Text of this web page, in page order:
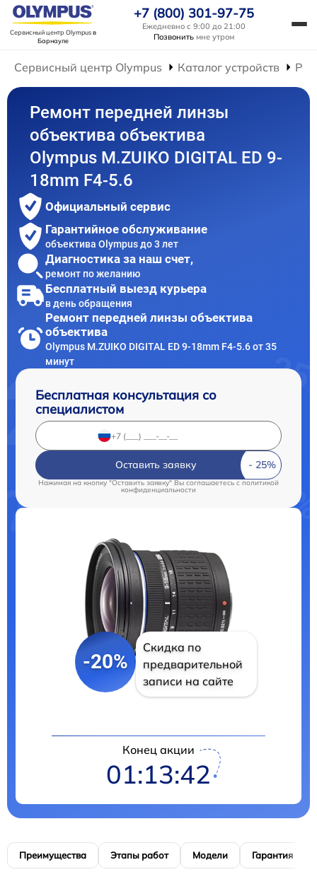
Сервисный центр Olympusв
Барнауле
+7 (800) 301-97-75
Ежедневно с 9:00 до 21:00
Позвонить мне утром
Сервисный центр Olympus Каталог устройств
Ремонт передней линзы
объектива объектива
Olympus M.ZUIKO DIGITAL ED 9-
18mm F4-5.6
Официальный сервис
Гарантийное обслуживание
объектива Olympus до 3 лет
Диагностика за наш счет,
ремонт по желанию
Бесплатный выезд курьера
в день обращения
Ремонт передней линзы объектива
объектива
Olympus M.ZUIKO DIGITAL ED 9-18mm F4-5.6 от 35
минут
Бесплатная консультация со
специалистом
Оставить заявку
Нажимая на кнопку "Оставить заявку" Вы соглашаетесь c политикой
конфиденциальности
-20%
Скидка по
предварительной
записи на сайте
Конец акции
01:13:42
Преимущества Этапы работ Модели Гарантия